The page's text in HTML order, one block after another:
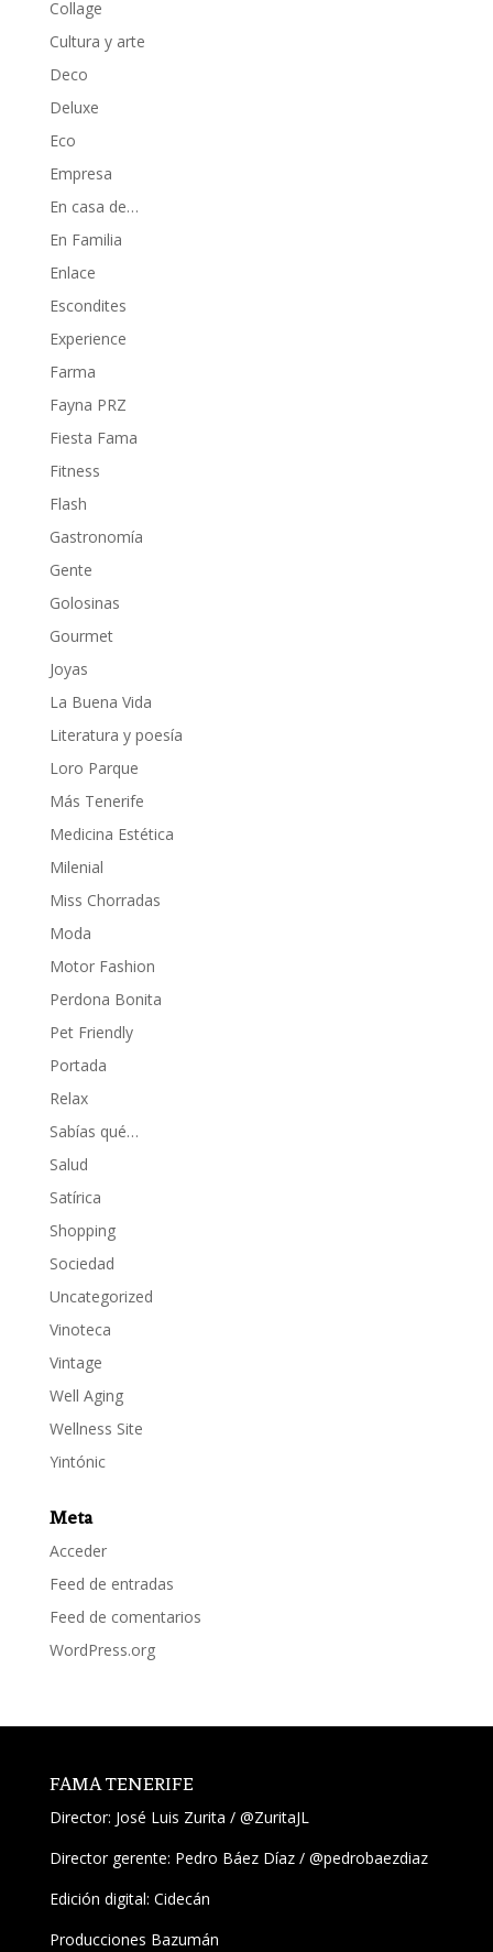
Collage
Cultura y arte
Deco
Deluxe
Eco
Empresa
En casa de…
En Familia
Enlace
Escondites
Experience
Farma
Fayna PRZ
Fiesta Fama
Fitness
Flash
Gastronomía
Gente
Golosinas
Gourmet
Joyas
La Buena Vida
Literatura y poesía
Loro Parque
Más Tenerife
Medicina Estética
Milenial
Miss Chorradas
Moda
Motor Fashion
Perdona Bonita
Pet Friendly
Portada
Relax
Sabías qué…
Salud
Satírica
Shopping
Sociedad
Uncategorized
Vinoteca
Vintage
Well Aging
Wellness Site
Yintónic
Meta
Acceder
Feed de entradas
Feed de comentarios
WordPress.org
FAMA TENERIFE
Director: José Luis Zurita / @ZuritaJL
Director gerente: Pedro Báez Díaz / @pedrobaezdiaz
Edición digital: Cidecán
Producciones Bazumán